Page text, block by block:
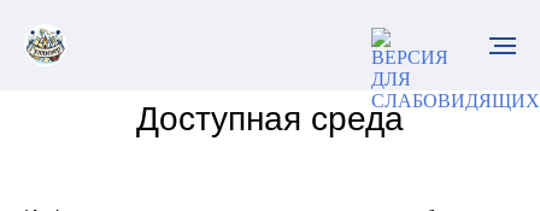
Доступная среда